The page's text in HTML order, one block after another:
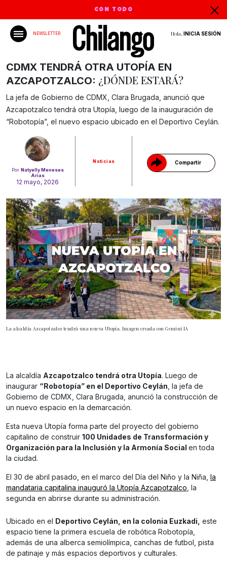
CON TODO
NEWSLETTER Hola, INICIA SESIÓN
Por Natyelly Meneses
Arias
12 mayo, 2026
Noticias Compartir
Gracias!
CDMX TENDRÁ OTRA UTOPÍA EN
AZCAPOTZALCO: ¿DÓNDE ESTARÁ?
La jefa de Gobierno de CDMX, Clara Brugada, anunció que
Azcapotzalco tendrá otra Utopía, luego de la inauguración de
“Robotopía”, el nuevo espacio ubicado en el Deportivo Ceylán.
La alcaldía Azcapotzalco tendrá una nueva Utopía. Imagen creada con Gemini IA
La alcaldía Azcapotzalco tendrá otra Utopía. Luego de
inaugurar “Robotopía” en el Deportivo Ceylán, la jefa de
Gobierno de CDMX, Clara Brugada, anunció la construcción de
un nuevo espacio en la demarcación.
Esta nueva Utopía forma parte del proyecto del gobierno
capitalino de construir 100 Unidades de Transformación y
Organización para la Inclusión y la Armonía Social en toda
la ciudad.
El 30 de abril pasado, en el marco del Día del Niño y la Niña, la
mandataria capitalina inauguró la Utopía Azcapotzalco, la
segunda en abrirse durante su administración.
Ubicado en el Deportivo Ceylán, en la colonia Euzkadi, este
espacio tiene la primera escuela de robótica Robotopía,
además de una alberca semiolímpica, canchas de futbol, pista
de patinaje y más espacios deportivos y culturales.